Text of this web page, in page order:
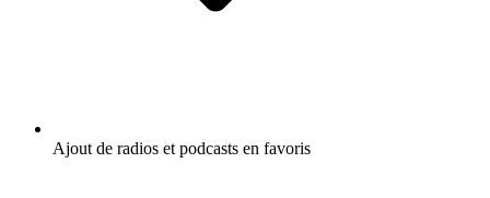
Ajout de radios et podcasts en favoris